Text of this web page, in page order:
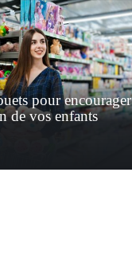
pour encourager
de vos enfants